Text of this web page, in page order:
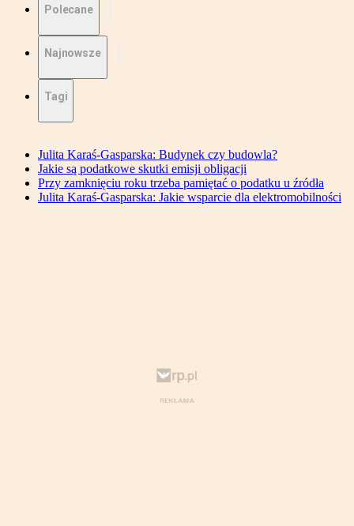
Polecane
Najnowsze
Tagi
Julita Karaś-Gasparska: Budynek czy budowla?
Jakie są podatkowe skutki emisji obligacji
Przy zamknięciu roku trzeba pamiętać o podatku u źródła
Julita Karaś-Gasparska: Jakie wsparcie dla elektromobilności